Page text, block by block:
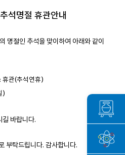
석명절 휴관안내
명절인 추석을 맞이하여 아래와 같이
관(추석연휴)
)
바랍니다.
탁드립니다. 감사합니다.